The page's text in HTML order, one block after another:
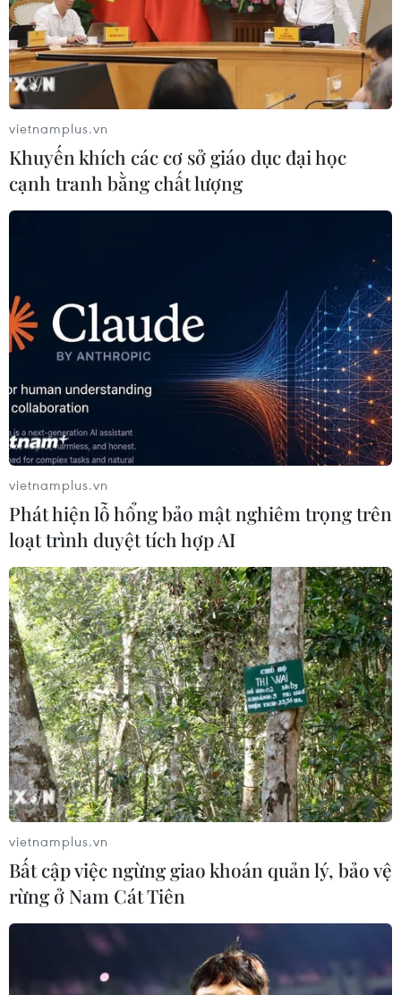
11/12/2023 06:44
Phát biểu với hãng tin WAM của UAE, Tiến sỹ Al Hosany
đánh giá cao thành công đạt được trong mỗi ngày tại
hội nghị, trong đó có việc tăng cường các sáng kiến tài
chính và động lực toàn cầu.
COP28: Các cam kết khí hậu chưa đủ
mạnh để giảm phát thải ngành năng lượng
10/12/2023 13:06
Những cam kết đưa ra tại COP28 sẽ chỉ giúp giảm 30%
lượng phát thải khí nhà kính của ngành năng lượng cần
cắt giảm vào năm 2030 để ngăn chặn Trái Đất ấm lên.
COP28: Kêu gọi đồng thuận toàn cầu về
việc loại bỏ nhiên liệu hóa thạch
vietnamplus.vn
Khuyến khích các cơ sở giáo dục đại học
cạnh tranh bằng chất lượng
vietnamplus.vn
Phát hiện lỗ hổng bảo mật nghiêm trọng trên
loạt trình duyệt tích hợp AI
vietnamplus.vn
Bất cập việc ngừng giao khoán quản lý, bảo vệ
rừng ở Nam Cát Tiên